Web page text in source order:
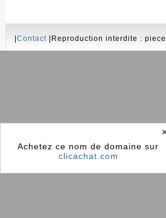
|Contact |Reproduction interdite :
×
Achetez ce nom de domaine sur
clicachat.com